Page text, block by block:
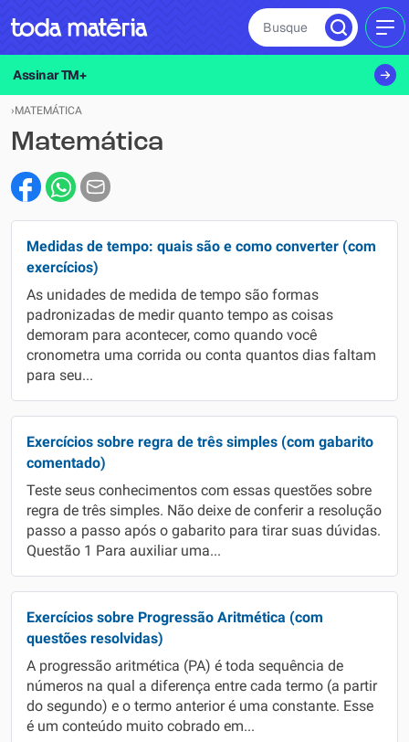
Busque
Assinar TM+
›MATEMÁTICA
Matemática
Medidas de tempo: quais são e como converter (com
exercícios)
As unidades de medida de tempo são formas
padronizadas de medir quanto tempo as coisas
demoram para acontecer, como quando você
cronometra uma corrida ou conta quantos dias faltam
para seu...
Exercícios sobre regra de três simples (com gabarito
comentado)
Teste seus conhecimentos com essas questões sobre
regra de três simples. Não deixe de conferir a resolução
passo a passo após o gabarito para tirar suas dúvidas.
Questão 1 Para auxiliar uma...
Exercícios sobre Progressão Aritmética (com
questões resolvidas)
A progressão aritmética (PA) é toda sequência de
números na qual a diferença entre cada termo (a partir
do segundo) e o termo anterior é uma constante. Esse
é um conteúdo muito cobrado em...